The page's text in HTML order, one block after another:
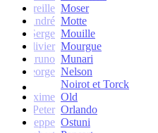
Mireille Moser
André Motte
Serge Mouille
Olivier Mourgue
Bruno Munari
George Nelson
Noirot et Torck
Maxime Old
Peter Orlando
Giuseppe Ostuni